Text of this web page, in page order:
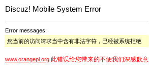
Discuz! Mobile System Error
Error messages:
您当前的访问请求当中含有非法字符，已经被系统拒绝
www.orangepi.org 此错误给您带来的不便我们深感歉意